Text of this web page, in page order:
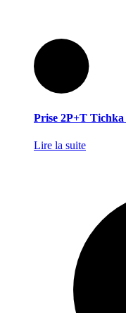
Prise 2P+T
Lire la suite